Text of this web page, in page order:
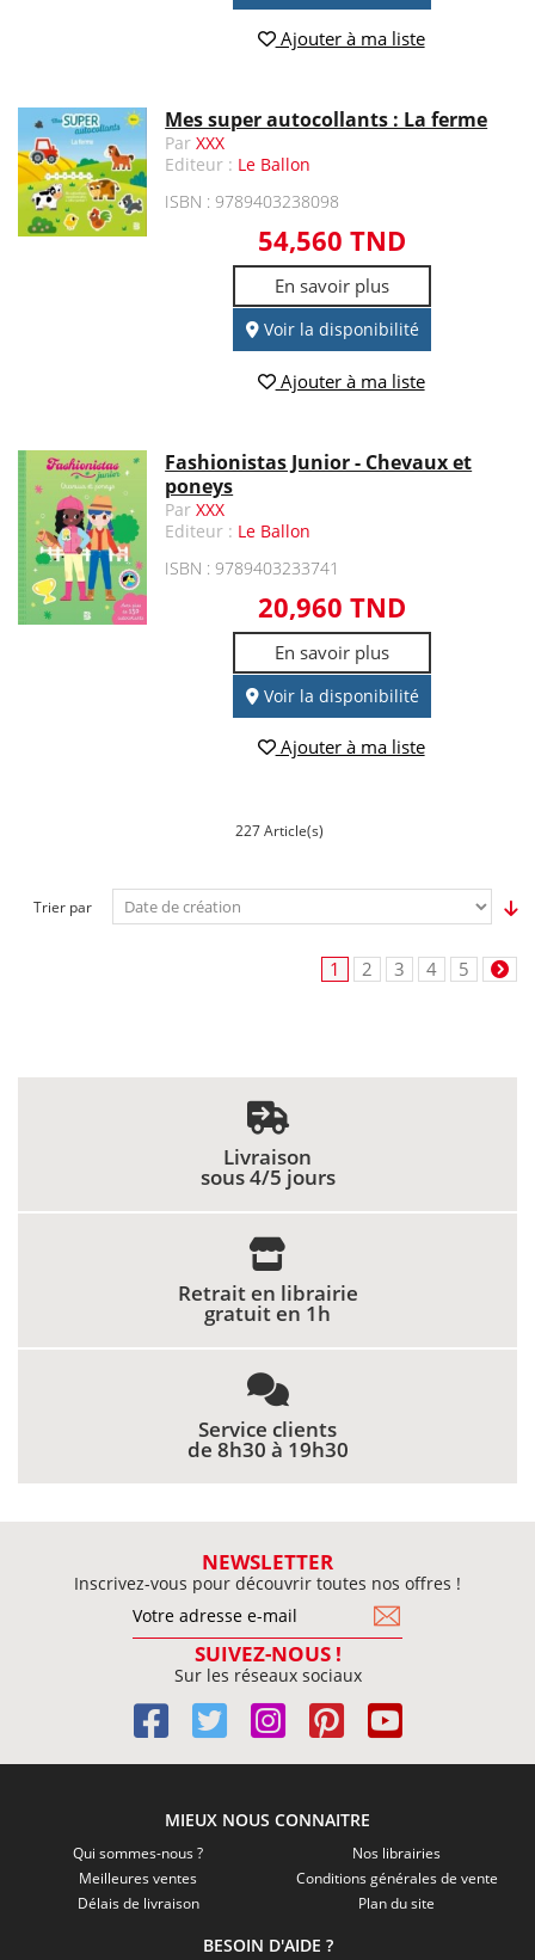
Ajouter à ma liste
Mes super autocollants : La ferme
ParXXX
Editeur : Le Ballon
ISBN : 9789403238098
54,560 TND
En savoir plus
Voir la disponibilité
Ajouter à ma liste
Fashionistas Junior - Chevaux et
poneys
ParXXX
Editeur : Le Ballon
ISBN : 9789403233741
20,960 TND
En savoir plus
Voir la disponibilité
Ajouter à ma liste
227 Article(s)
Trier par
1 2 3 4 5
Livraison
sous 4/5 jours
Retrait en librairie
gratuit en 1h
Service clients
de 8h30 à 19h30
NEWSLETTER
Inscrivez-vous pour découvrir toutes nos offres !
SUIVEZ-NOUS !
Sur les réseaux sociaux
MIEUX NOUS CONNAITRE
Qui sommes-nous ?
Meilleures ventes
Délais de livraison
Nos librairies
Conditions générales de vente
Plan du site
BESOIN D'AIDE ?